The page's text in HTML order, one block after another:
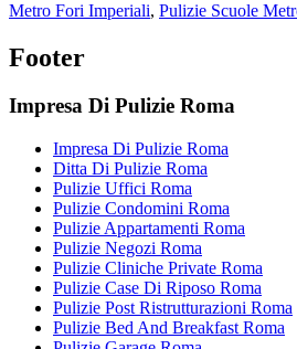
Metro Fori Imperiali, Pulizie Scuole
Footer
Impresa Di Pulizie Roma
Impresa Di Pulizie Roma
Ditta Di Pulizie Roma
Pulizie Uffici Roma
Pulizie Condomini Roma
Pulizie Appartamenti Roma
Pulizie Negozi Roma
Pulizie Cliniche Private Roma
Pulizie Case Di Riposo Roma
Pulizie Post Ristrutturazioni Roma
Pulizie Bed And Breakfast Roma